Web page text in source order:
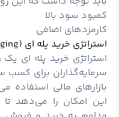
کمبود سود بالا
کارمزدهای اضافی
استراتژی خرید پله ای (Dollar Cost Averaging)
استراتژی خرید پله ای
سرمایه‌گذاران برای
بازارهای مالی استفاده
این امکان را می‌دهد